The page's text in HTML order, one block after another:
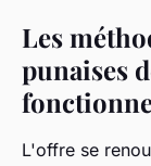
Les
punaises
L'offre se